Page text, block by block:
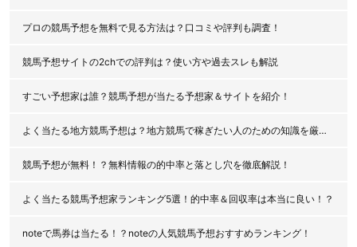
プロの競馬予想を無料で見る方法は？口コミや評判も調査！
競馬予想サイトの2chでの評判は？使い方や過去スレも解説
すごい予想家は誰？競馬予想が当たる予想家＆サイトを紹介！
よく当たる地方競馬予想は？地方競馬で稼ぎたい人のための知識を厳選公開！
競馬予想が無料！？無料情報の的中率と落とし穴を徹底解説！
よく当たる競馬予想家ランキング5選！的中率＆回収率は本当に良い！？
noteで馬券は当たる！？noteの人気競馬予想おすすめランキング！